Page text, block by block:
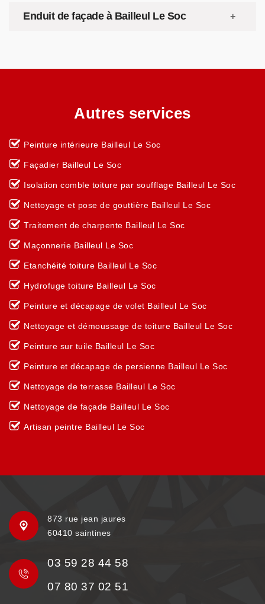
Enduit de façade à Bailleul Le Soc
Autres services
Peinture intérieure Bailleul Le Soc
Façadier Bailleul Le Soc
Isolation comble toiture par soufflage Bailleul Le Soc
Nettoyage et pose de gouttière Bailleul Le Soc
Traitement de charpente Bailleul Le Soc
Maçonnerie Bailleul Le Soc
Etanchéité toiture Bailleul Le Soc
Hydrofuge toiture Bailleul Le Soc
Peinture et décapage de volet Bailleul Le Soc
Nettoyage et démoussage de toiture Bailleul Le Soc
Peinture sur tuile Bailleul Le Soc
Peinture et décapage de persienne Bailleul Le Soc
Nettoyage de terrasse Bailleul Le Soc
Nettoyage de façade Bailleul Le Soc
Artisan peintre Bailleul Le Soc
873 rue jean jaures
60410 saintines
03 59 28 44 58
07 80 37 02 51